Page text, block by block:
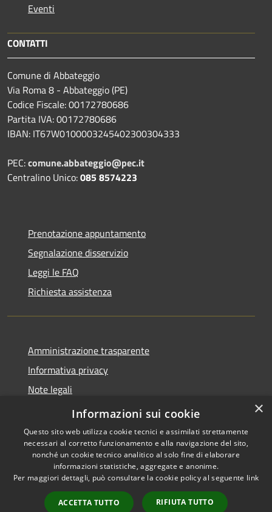
Eventi
CONTATTI
Comune di Abbateggio
Via Roma 8 - Abbateggio (PE)
Codice Fiscale: 00172780686
Partita IVA: 00172780686
IBAN: IT67W0100003245402300304333
PEC:comune.abbateggio@pec.it
Centralino Unico:085 8574223
Prenotazione appuntamento
Segnalazione disservizio
Leggi le FAQ
Richiesta assistenza
Amministrazione trasparente
Informativa privacy
Note legali
Dichiarazione di accessibilità
Accessibilità
Copyright © 2026 • Comune di
Abbateggio • Powered by
Municipium•
Accesso
×
Informazioni sui cookie
Questo sito web utilizza cookie tecnici e assimilati strettamente
necessari al corretto funzionamento e alla navigazione del sito,
nonché un cookie tecnico analitico al solo fine di elaborare
informazioni statistiche, aggregate e anonime.
Per maggiori dettagli, può consultare la cookie policy al seguente link
ACCETTA TUTTO RIFIUTA TUTTO